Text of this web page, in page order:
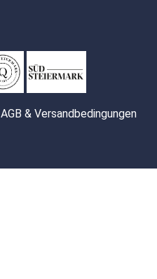
AGB & Versandbedingungen